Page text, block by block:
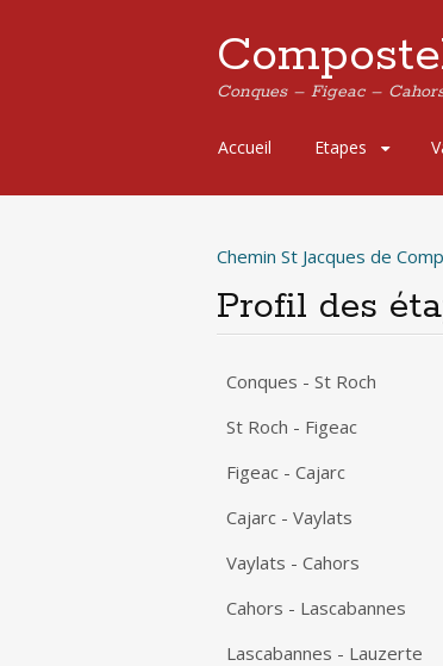
Conques – Figeac –
Aller
contenu
Accueil Etapes
Chemin St Jacques de
Profil des
Conques - St Roch
St Roch - Figeac
Figeac - Cajarc
Cajarc - Vaylats
Vaylats - Cahors
Cahors - Lascabannes
Lascabannes - Lauzerte